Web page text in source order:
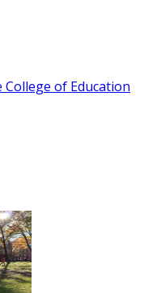
of Education